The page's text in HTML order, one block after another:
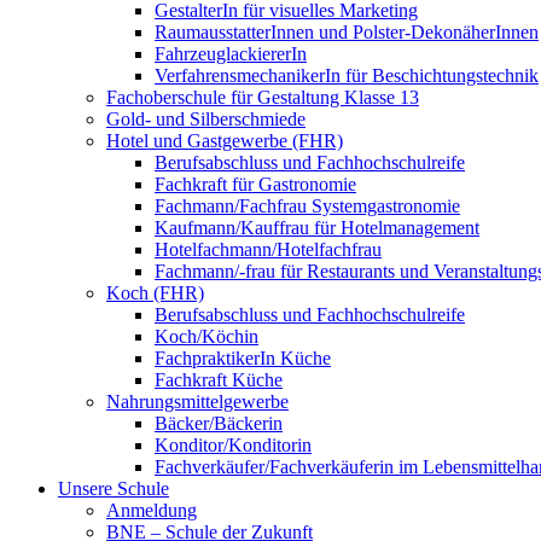
GestalterIn für visuelles Marketing
RaumausstatterInnen und Polster-DekonäherInnen
FahrzeuglackiererIn
VerfahrensmechanikerIn für Beschichtungstechnik
Fachoberschule für Gestaltung Klasse 13
Gold- und Silberschmiede
Hotel und Gastgewerbe (FHR)
Berufsabschluss und Fachhochschulreife
Fachkraft für Gastronomie
Fachmann/Fachfrau Systemgastronomie
Kaufmann/Kauffrau für Hotelmanagement
Hotelfachmann/Hotelfachfrau
Fachmann/-frau für Restaurants und
Koch (FHR)
Berufsabschluss und Fachhochschulreife
Koch/Köchin
FachpraktikerIn Küche
Fachkraft Küche
Nahrungsmittelgewerbe
Bäcker/Bäckerin
Konditor/Konditorin
Fachverkäufer/Fachverkäuferin im
Unsere Schule
Anmeldung
BNE – Schule der Zukunft